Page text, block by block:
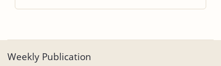
Weekly Publication